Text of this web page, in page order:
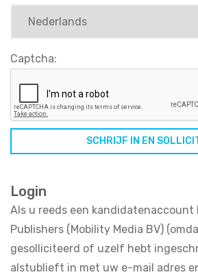
Captcha:
Login
Als u reeds een kandidatenaccount
Publishers (Mobility Media BV)
gesolliciteerd of uzelf hebt
alstublieft in met uw e-mail adres